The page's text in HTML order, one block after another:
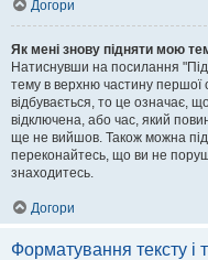
Догори
Як мені знову підняти мою
Натиснувши на посилання
тему в верхню частину першої
відбувається, то це означає,
відключена, або час, який
ще не вийшов. Також можна
переконайтесь, що ви не
знаходитесь.
Догори
Форматування тексту і